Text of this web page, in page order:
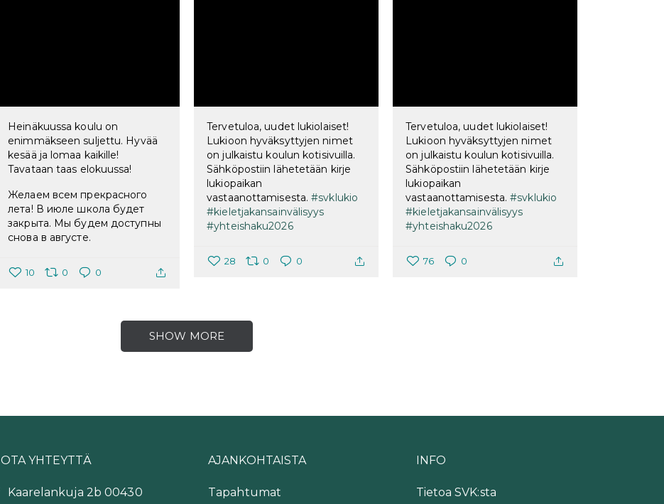
Heinäkuussa koulu on
enimmäkseen suljettu. Hyvää
kesää ja lomaa kaikille!
Tavataan taas elokuussa!
Желаем всем прекрасного
лета! В июле школа будет
закрыта. Мы будем доступны
снова в августе.
10 0 0
Tervetuloa, uudet lukiolaiset!
Lukioon hyväksyttyjen nimet
on julkaistu koulun kotisivuilla.
Sähköpostiin lähetetään kirje
lukiopaikan
vastaanottamisesta.#svklukio
#kieletjakansainvälisyys
#yhteishaku2026
28 0 0
Tervetuloa, uudet lukiolaiset!
Lukioon hyväksyttyjen nimet
on julkaistu koulun kotisivuilla.
Sähköpostiin lähetetään kirje
lukiopaikan
vastaanottamisesta.#svklukio
#kieletjakansainvälisyys
#yhteishaku2026
76 0
SHOW MORE
OTA YHTEYTTÄ
Kaarelankuja 2b 00430
AJANKOHTAISTA
Tapahtumat
INFO
Tietoa SVK:sta